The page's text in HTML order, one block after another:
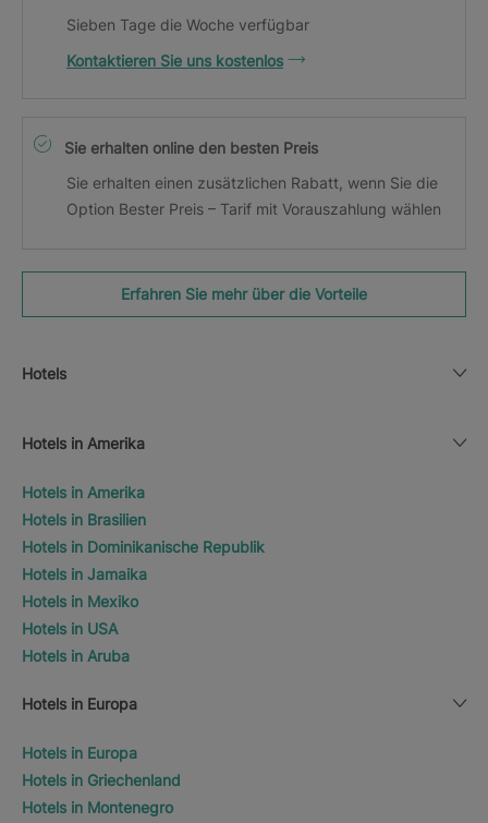
Sieben Tage die Woche verfügbar
Kontaktieren Sie uns kostenlos
Sie erhalten online den besten Preis
Sie erhalten einen zusätzlichen Rabatt, wenn Sie die
Option Bester Preis – Tarif mit Vorauszahlung wählen
Erfahren Sie mehr über die Vorteile
Hotels
Hotels in Amerika
Hotels in Amerika
Hotels in Brasilien
Hotels in Dominikanische Republik
Hotels in Jamaika
Hotels in Mexiko
Hotels in USA
Hotels in Aruba
Hotels in Europa
Hotels in Europa
Hotels in Griechenland
Hotels in Montenegro